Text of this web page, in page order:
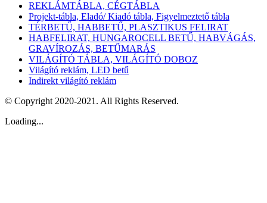
REKLÁMTÁBLA, CÉGTÁBLA
Projekt-tábla, Eladó/ Kiadó tábla, Figyelmeztető tábla
TÉRBETŰ, HABBETŰ, PLASZTIKUS FELIRAT
HABFELIRAT, HUNGAROCELL BETŰ, HABVÁGÁS,
GRAVÍROZÁS, BETŰMARÁS
VILÁGÍTÓ TÁBLA, VILÁGÍTÓ DOBOZ
Világító reklám, LED betű
Indirekt világító reklám
© Copyright 2020-2021. All Rights Reserved.
Loading...